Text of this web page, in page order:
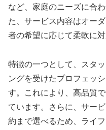
など、家庭のニーズに合
た、サービス内容はオー
者の希望に応じて柔軟に対
特徴の一つとして、スタ
ングを受けたプロフェッ
す。これにより、高品質
ています。さらに、サー
約まで選べるため、ライ